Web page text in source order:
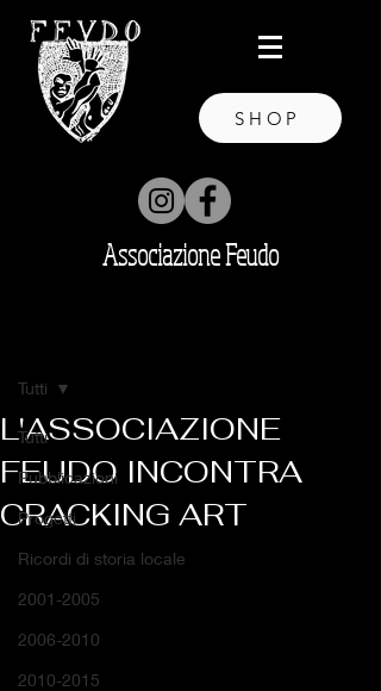
SHOP
Associazione Feudo
Tutti
Pubblicazioni
Progetti
Ricordi di storia locale
2001-2005
2006-2010
2010-2015
Tutti
L'ASSOCIAZIONE
FEUDO INCONTRA
CRACKING ART